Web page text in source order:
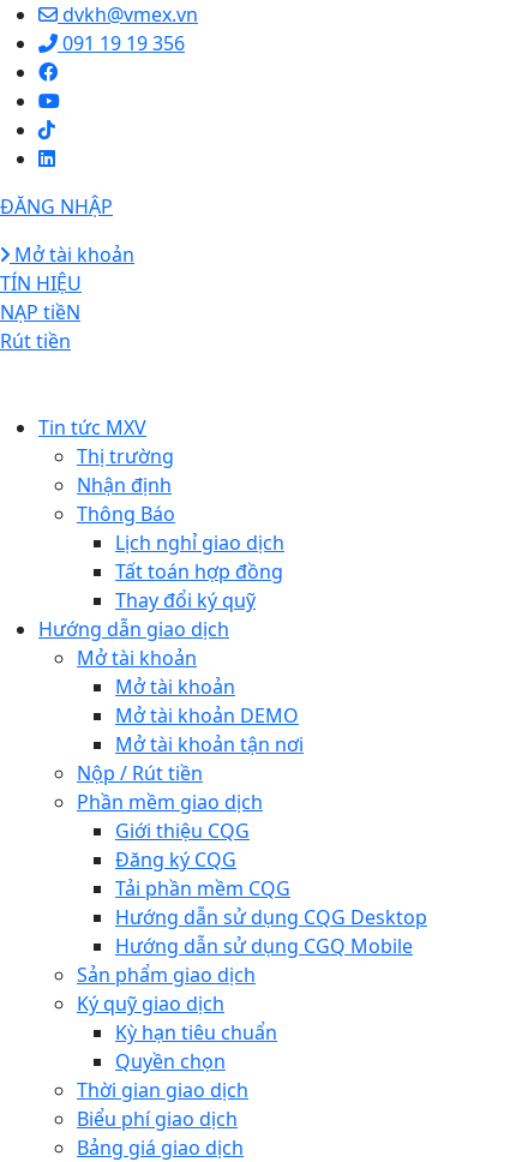
dvkh@vmex.vn
091 19 19 356
ĐĂNG NHẬP
Mở tài khoản
TÍN HIỆU
NẠP tiềN
Rút tiền
Tin tức MXV
Thị trường
Nhận định
Thông Báo
Lịch nghỉ giao dịch
Tất toán hợp đồng
Thay đổi ký quỹ
Hướng dẫn giao dịch
Mở tài khoản
Mở tài khoản
Mở tài khoản DEMO
Mở tài khoản tận nơi
Nộp / Rút tiền
Phần mềm giao dịch
Giới thiệu CQG
Đăng ký CQG
Tải phần mềm CQG
Hướng dẫn sử dụng CQG Desktop
Hướng dẫn sử dụng CGQ Mobile
Sản phẩm giao dịch
Ký quỹ giao dịch
Kỳ hạn tiêu chuẩn
Quyền chọn
Thời gian giao dịch
Biểu phí giao dịch
Bảng giá giao dịch